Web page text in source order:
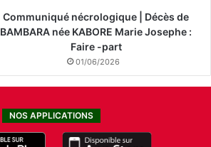
Communiqué nécrologique | Décès de
BAMBARA née KABORE Marie Josephe :
Faire -part
01/06/2026
NOS APPLICATIONS